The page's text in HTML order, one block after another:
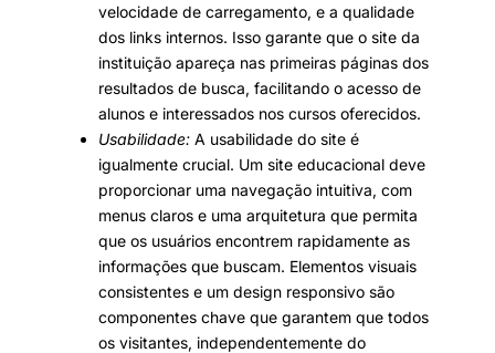
velocidade de carregamento, e a qualidade
dos links internos. Isso garante que o site da
instituição apareça nas primeiras páginas dos
resultados de busca, facilitando o acesso de
alunos e interessados nos cursos oferecidos.
Usabilidade: A usabilidade do site é
igualmente crucial. Um site educacional deve
proporcionar uma navegação intuitiva, com
menus claros e uma arquitetura que permita
que os usuários encontrem rapidamente as
informações que buscam. Elementos visuais
consistentes e um design responsivo são
componentes chave que garantem que todos
os visitantes, independentemente do